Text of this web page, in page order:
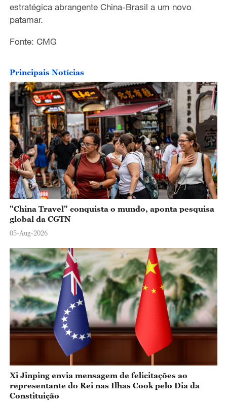
estratégica abrangente China-Brasil a um novo
patamar.
Fonte: CMG
Principais Notícias
"China Travel" conquista o mundo, aponta pesquisa
global da CGTN
05-Aug-2026
Xi Jinping envia mensagem de felicitações ao
representante do Rei nas Ilhas Cook pelo Dia da
Constituição